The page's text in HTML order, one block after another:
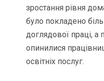
зростання рівня
було покладено
доглядової праці,
опинилися
освітніх послуг.